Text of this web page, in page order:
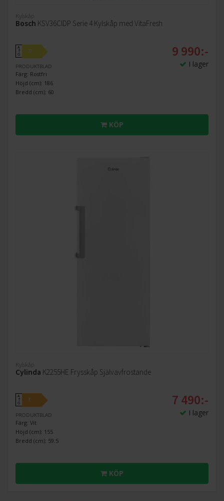
Kylskåp
Bosch KSV36CIDP Serie 4 Kylskåp med VitaFresh
A
↑
G
D
PRODUKTBLAD
Färg: Rostfri
Höjd (cm): 186
Bredd (cm): 60
9 990:-
I lager
KÖP
Kylskåp
Cylinda K2255HE Frysskåp Självavfrostande
A
↑
G
E
PRODUKTBLAD
Färg: Vit
Höjd (cm): 155
Bredd (cm): 59.5
7 490:-
I lager
KÖP